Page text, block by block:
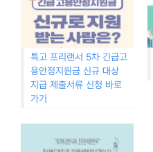
특고 프리랜서 5차 긴급고
용안정지원금 신규 대상
지급 제출서류 신청 바로
가기